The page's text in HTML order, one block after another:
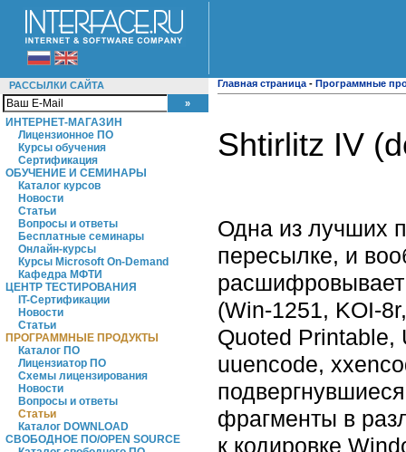
РАССЫЛКИ САЙТА
ИНТЕРНЕТ-МАГАЗИН
Лицензионное ПО
Курсы обучения
Сертификация
ОБУЧЕНИЕ И СЕМИНАРЫ
Каталог курсов
Новости
Статьи
Вопросы и ответы
Бесплатные семинары
Онлайн-курсы
Курсы Microsoft On-Demand
Кафедра МФТИ
ЦЕНТР ТЕСТИРОВАНИЯ
IT-Сертификации
Новости
Статьи
ПРОГРАММНЫЕ ПРОДУКТЫ
Каталог ПО
Лицензиатор ПО
Схемы лицензирования
Новости
Вопросы и ответы
Статьи
Каталог DOWNLOAD
СВОБОДНОЕ ПО/OPEN SOURCE
Главная страница - Программные
Shtirlitz IV
Одна из лучших
пересылке, и
расшифровывает
(Win-1251, KOI-
Quoted Printable,
uuencode,
фрагменты в
к кодировке